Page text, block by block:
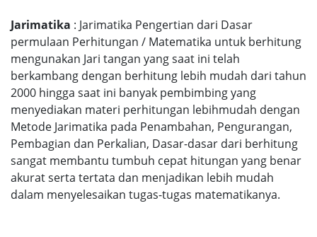
Jarimatika : Jarimatika Pengertian dari Dasar
permulaan Perhitungan / Matematika untuk berhitung
mengunakan Jari tangan yang saat ini telah
berkambang dengan berhitung lebih mudah dari tahun
2000 hingga saat ini banyak pembimbing yang
menyediakan materi perhitungan lebihmudah dengan
Metode Jarimatika pada Penambahan, Pengurangan,
Pembagian dan Perkalian, Dasar-dasar dari berhitung
sangat membantu tumbuh cepat hitungan yang benar
akurat serta tertata dan menjadikan lebih mudah
dalam menyelesaikan tugas-tugas matematikanya.